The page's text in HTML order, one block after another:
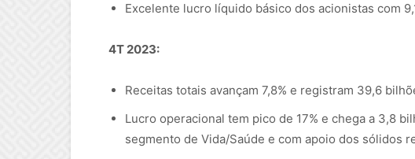
Excelente lucro líquido básico dos acionistas com
4T 2023:
Receitas totais avançam 7,8% e registram 39,6
Lucro operacional tem pico de 17% e chega a 3,8
segmento de Vida/Saúde e com apoio dos sólidos